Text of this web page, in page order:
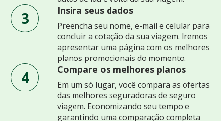
3 Insira seus dados
Preencha seu nome, e-mail e celular para
concluir a cotação da sua viagem. Iremos
apresentar uma página com os melhores
planos promocionais do momento.
4 Compare os melhores planos
Em um só lugar, você compara as ofertas
das melhores seguradoras de seguro
viagem. Economizando seu tempo e
garantindo uma comparação completa